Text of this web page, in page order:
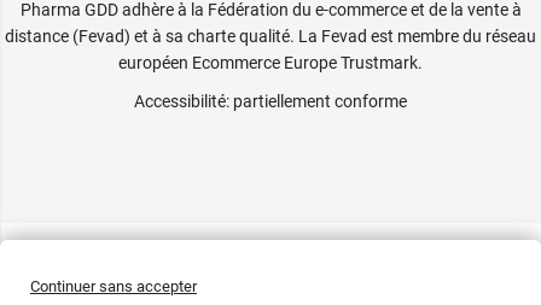
Pharma GDD adhère à la Fédération du e-commerce et de la vente à
distance (Fevad) et à sa charte qualité. La Fevad est membre du réseau
européen Ecommerce Europe Trustmark.
Accessibilité: partiellement conforme
Continuer sans accepter